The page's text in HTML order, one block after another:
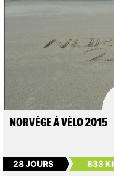
NORVÈGE À VÉLO 2015
28 JOURS 833